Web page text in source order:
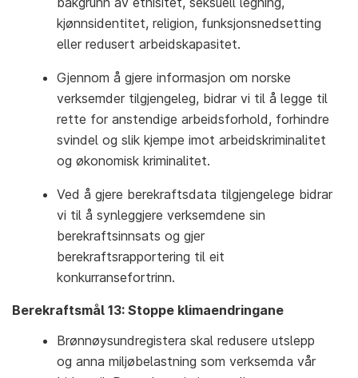
kjønnsidentitet, religion, funksjonsnedsetting
eller redusert arbeidskapasitet.
Gjennom å gjere informasjon om norske
verksemder tilgjengeleg, bidrar vi til å legge til
rette for anstendige arbeidsforhold, forhindre
svindel og slik kjempe imot arbeidskriminalitet
og økonomisk kriminalitet.
Ved å gjere berekraftsdata tilgjengelege bidrar
vi til å synleggjere verksemdene sin
berekraftsinnsats og gjer
berekraftsrapportering til eit
konkurransefortrinn.
Berekraftsmål 13: Stoppe klimaendringane
Brønnøysundregistera skal redusere utslepp
og anna miljøbelastning som verksemda vår